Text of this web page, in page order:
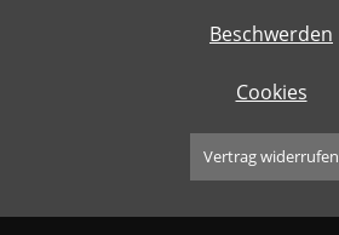
Beschwerden
Cookies
Vertrag widerrufen